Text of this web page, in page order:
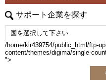
サポート企業を探す
/home/kir439754/public_html/ftp-
content/themes/digima/single-
">